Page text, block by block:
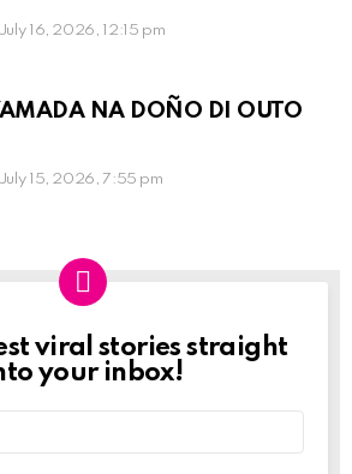
July 16, 2026, 12:15 pm
NA DOÑO DI OUTO
July 15, 2026, 7:55 pm
viral stories straight
your inbox!